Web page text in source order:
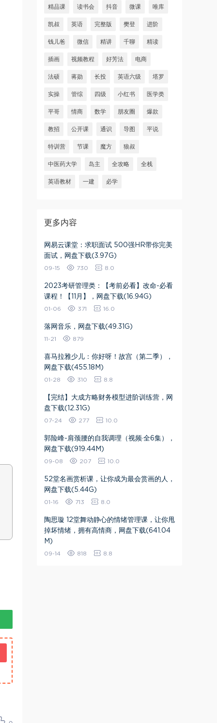
精品课 读书会 抖音 微课 唯库
凯叔 英语 完整版 樊登 进阶
钱儿爸 微信 精讲 千聊 精读
插画 视频教程 好芳法 电商
法硕 蒋勋 长投 英语六级 塔罗
实操 管综 四级 小红书 医学类
平哥 情商 数学 朋友圈 爆款
教招 公开课 通识 导图 平说
特训营 节课 魔方 狼叔
中医药大学 岛主 全攻略 全栈
英语教材 一建 必学
更多内容
网易云课堂：求职面试 500强HR带你完美
面试，网盘下载(3.97G)
09-15 730 8.0
2023考研管理类：【考前必看】改命-必看
课程！【11月】，网盘下载(16.94G)
01-06 371 16.0
落网音乐，网盘下载(49.31G)
11-21 879
喜马拉雅少儿：你好呀！故宫（第二季），
网盘下载(455.18M)
01-28 310 8.8
【完结】大成方略财务模型进阶训练营，网
盘下载(12.31G)
07-24 277 10.0
郭险峰-肩颈腰的自我调理（视频·全6集），
网盘下载(919.44M)
09-08 207 10.0
52堂名画赏析课，让你成为最会赏画的人，
网盘下载(5.44G)
01-16 713 8.0
陶思璇 12堂舞动静心的情绪管理课，让你甩
掉坏情绪，拥有高情商​，网盘下载(641.04
M)
09-14 818 8.8